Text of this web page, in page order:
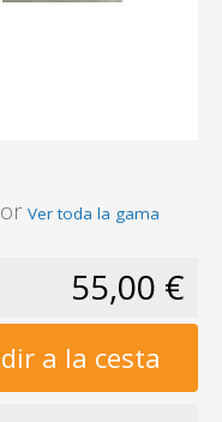
Ver toda la gama
55,00 €
a la cesta